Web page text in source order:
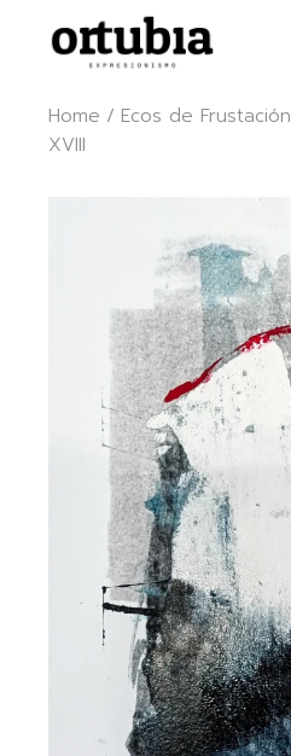
content
Home Ecos de Frustación
XVIII